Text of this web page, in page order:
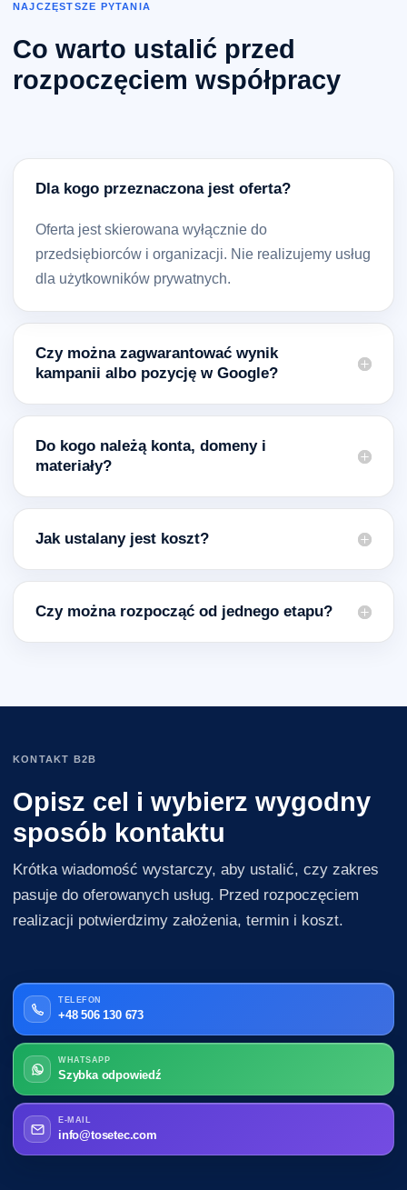
NAJCZĘSTSZE PYTANIA
Co warto ustalić przed
rozpoczęciem współpracy
Dla kogo przeznaczona jest oferta?
Oferta jest skierowana wyłącznie do
przedsiębiorców i organizacji. Nie realizujemy usług
dla użytkowników prywatnych.
Czy można zagwarantować wynik
kampanii albo pozycję w Google?
Do kogo należą konta, domeny i
materiały?
Jak ustalany jest koszt?
Czy można rozpocząć od jednego etapu?
KONTAKT B2B
Opisz cel i wybierz wygodny
sposób kontaktu
Krótka wiadomość wystarczy, aby ustalić, czy zakres
pasuje do oferowanych usług. Przed rozpoczęciem
realizacji potwierdzimy założenia, termin i koszt.
TELEFON
+48 506 130 673
WHATSAPP
Szybka odpowiedź
E-MAIL
info@tosetec.com